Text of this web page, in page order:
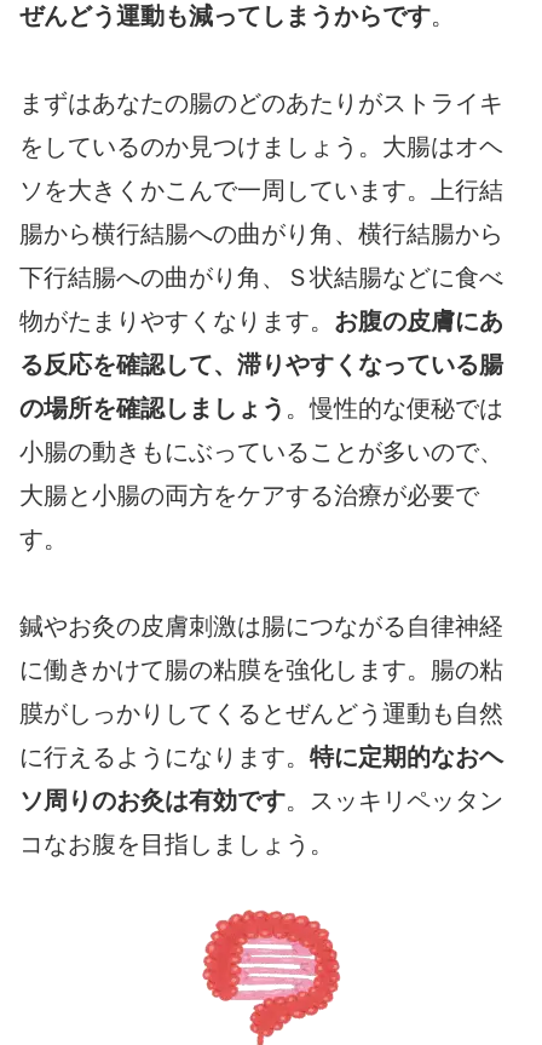
ぜんどう運動も減ってしまうからです。
まずはあなたの腸のどのあたりがストライキ
をしているのか見つけましょう。大腸はオヘ
ソを大きくかこんで一周しています。上行結
腸から横行結腸への曲がり角、横行結腸から
下行結腸への曲がり角、Ｓ状結腸などに食べ
物がたまりやすくなります。 お腹の皮膚にあ
る反応を確認して、滞りやすくなっている腸
の場所を確認しましょう 。慢性的な便秘では
小腸の動きもにぶっていることが多いので、
大腸と小腸の両方をケアする治療が必要で
す。
鍼やお灸の皮膚刺激は腸につながる自律神経
に働きかけて腸の粘膜を強化します。腸の粘
膜がしっかりしてくるとぜんどう運動も自然
に行えるようになります。 特に定期的なおヘ
ソ周りのお灸は有効です。スッキリペッタン
コなお腹を目指しましょう。